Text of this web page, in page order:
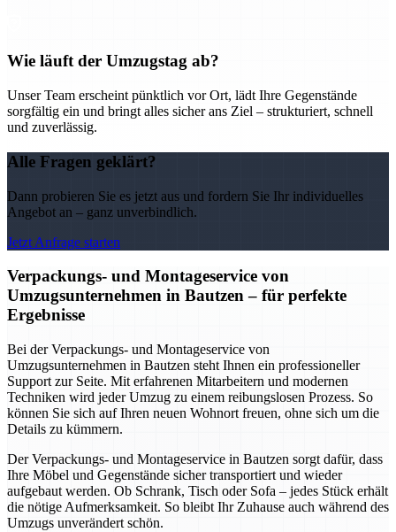
Wie läuft der Umzugstag ab?
Unser Team erscheint pünktlich vor Ort, lädt Ihre Gegenstände
sorgfältig ein und bringt alles sicher ans Ziel – strukturiert, schnell
und zuverlässig.
Alle Fragen geklärt?
Dann probieren Sie es jetzt aus und fordern Sie Ihr individuelles
Angebot an – ganz unverbindlich.
Jetzt Anfrage starten
Verpackungs- und Montageservice von
Umzugsunternehmen in Bautzen – für perfekte
Ergebnisse
Bei der Verpackungs- und Montageservice von
Umzugsunternehmen in Bautzen steht Ihnen ein professioneller
Support zur Seite. Mit erfahrenen Mitarbeitern und modernen
Techniken wird jeder Umzug zu einem reibungslosen Prozess. So
können Sie sich auf Ihren neuen Wohnort freuen, ohne sich um die
Details zu kümmern.
Der Verpackungs- und Montageservice in Bautzen sorgt dafür, dass
Ihre Möbel und Gegenstände sicher transportiert und wieder
aufgebaut werden. Ob Schrank, Tisch oder Sofa – jedes Stück erhält
die nötige Aufmerksamkeit. So bleibt Ihr Zuhause auch während des
Umzugs unverändert schön.